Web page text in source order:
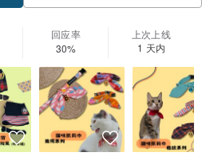
回应率
30%
上次上线
1 天内